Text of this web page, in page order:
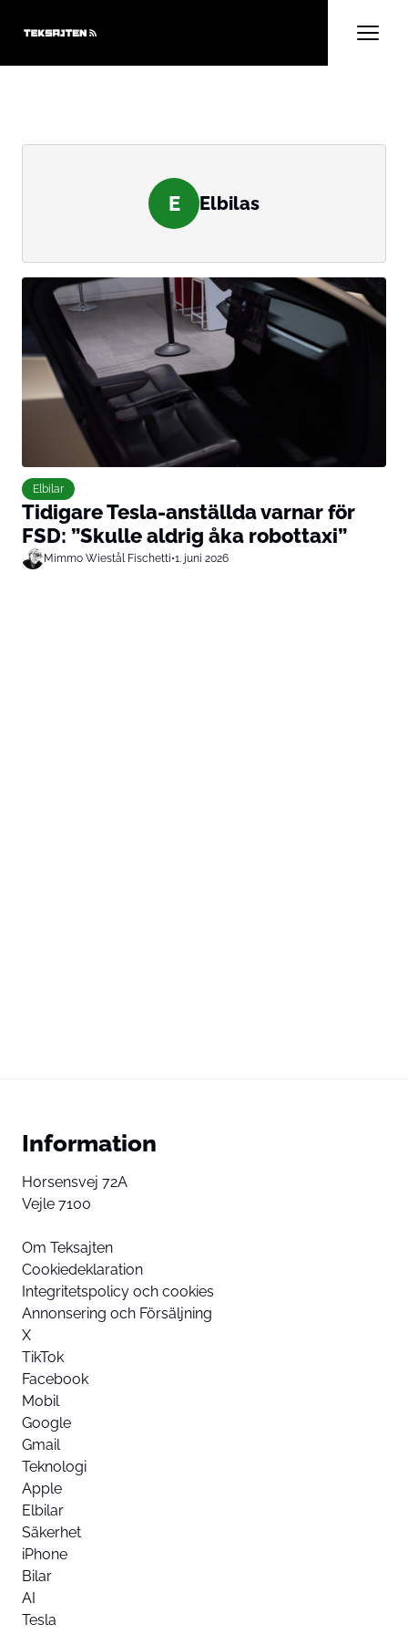
E Elbilas
Elbilar
Tidigare Tesla-anställda varnar för
FSD: ”Skulle aldrig åka robottaxi”
Mimmo Wiestål Fischetti•1. juni 2026
Information
Horsensvej 72A
Vejle 7100
Om Teksajten
Cookiedeklaration
Integritetspolicy och cookies
Annonsering och Försäljning
X
TikTok
Facebook
Mobil
Google
Gmail
Teknologi
Apple
Elbilar
Säkerhet
iPhone
Bilar
AI
Tesla